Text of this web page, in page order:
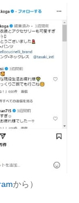
から）